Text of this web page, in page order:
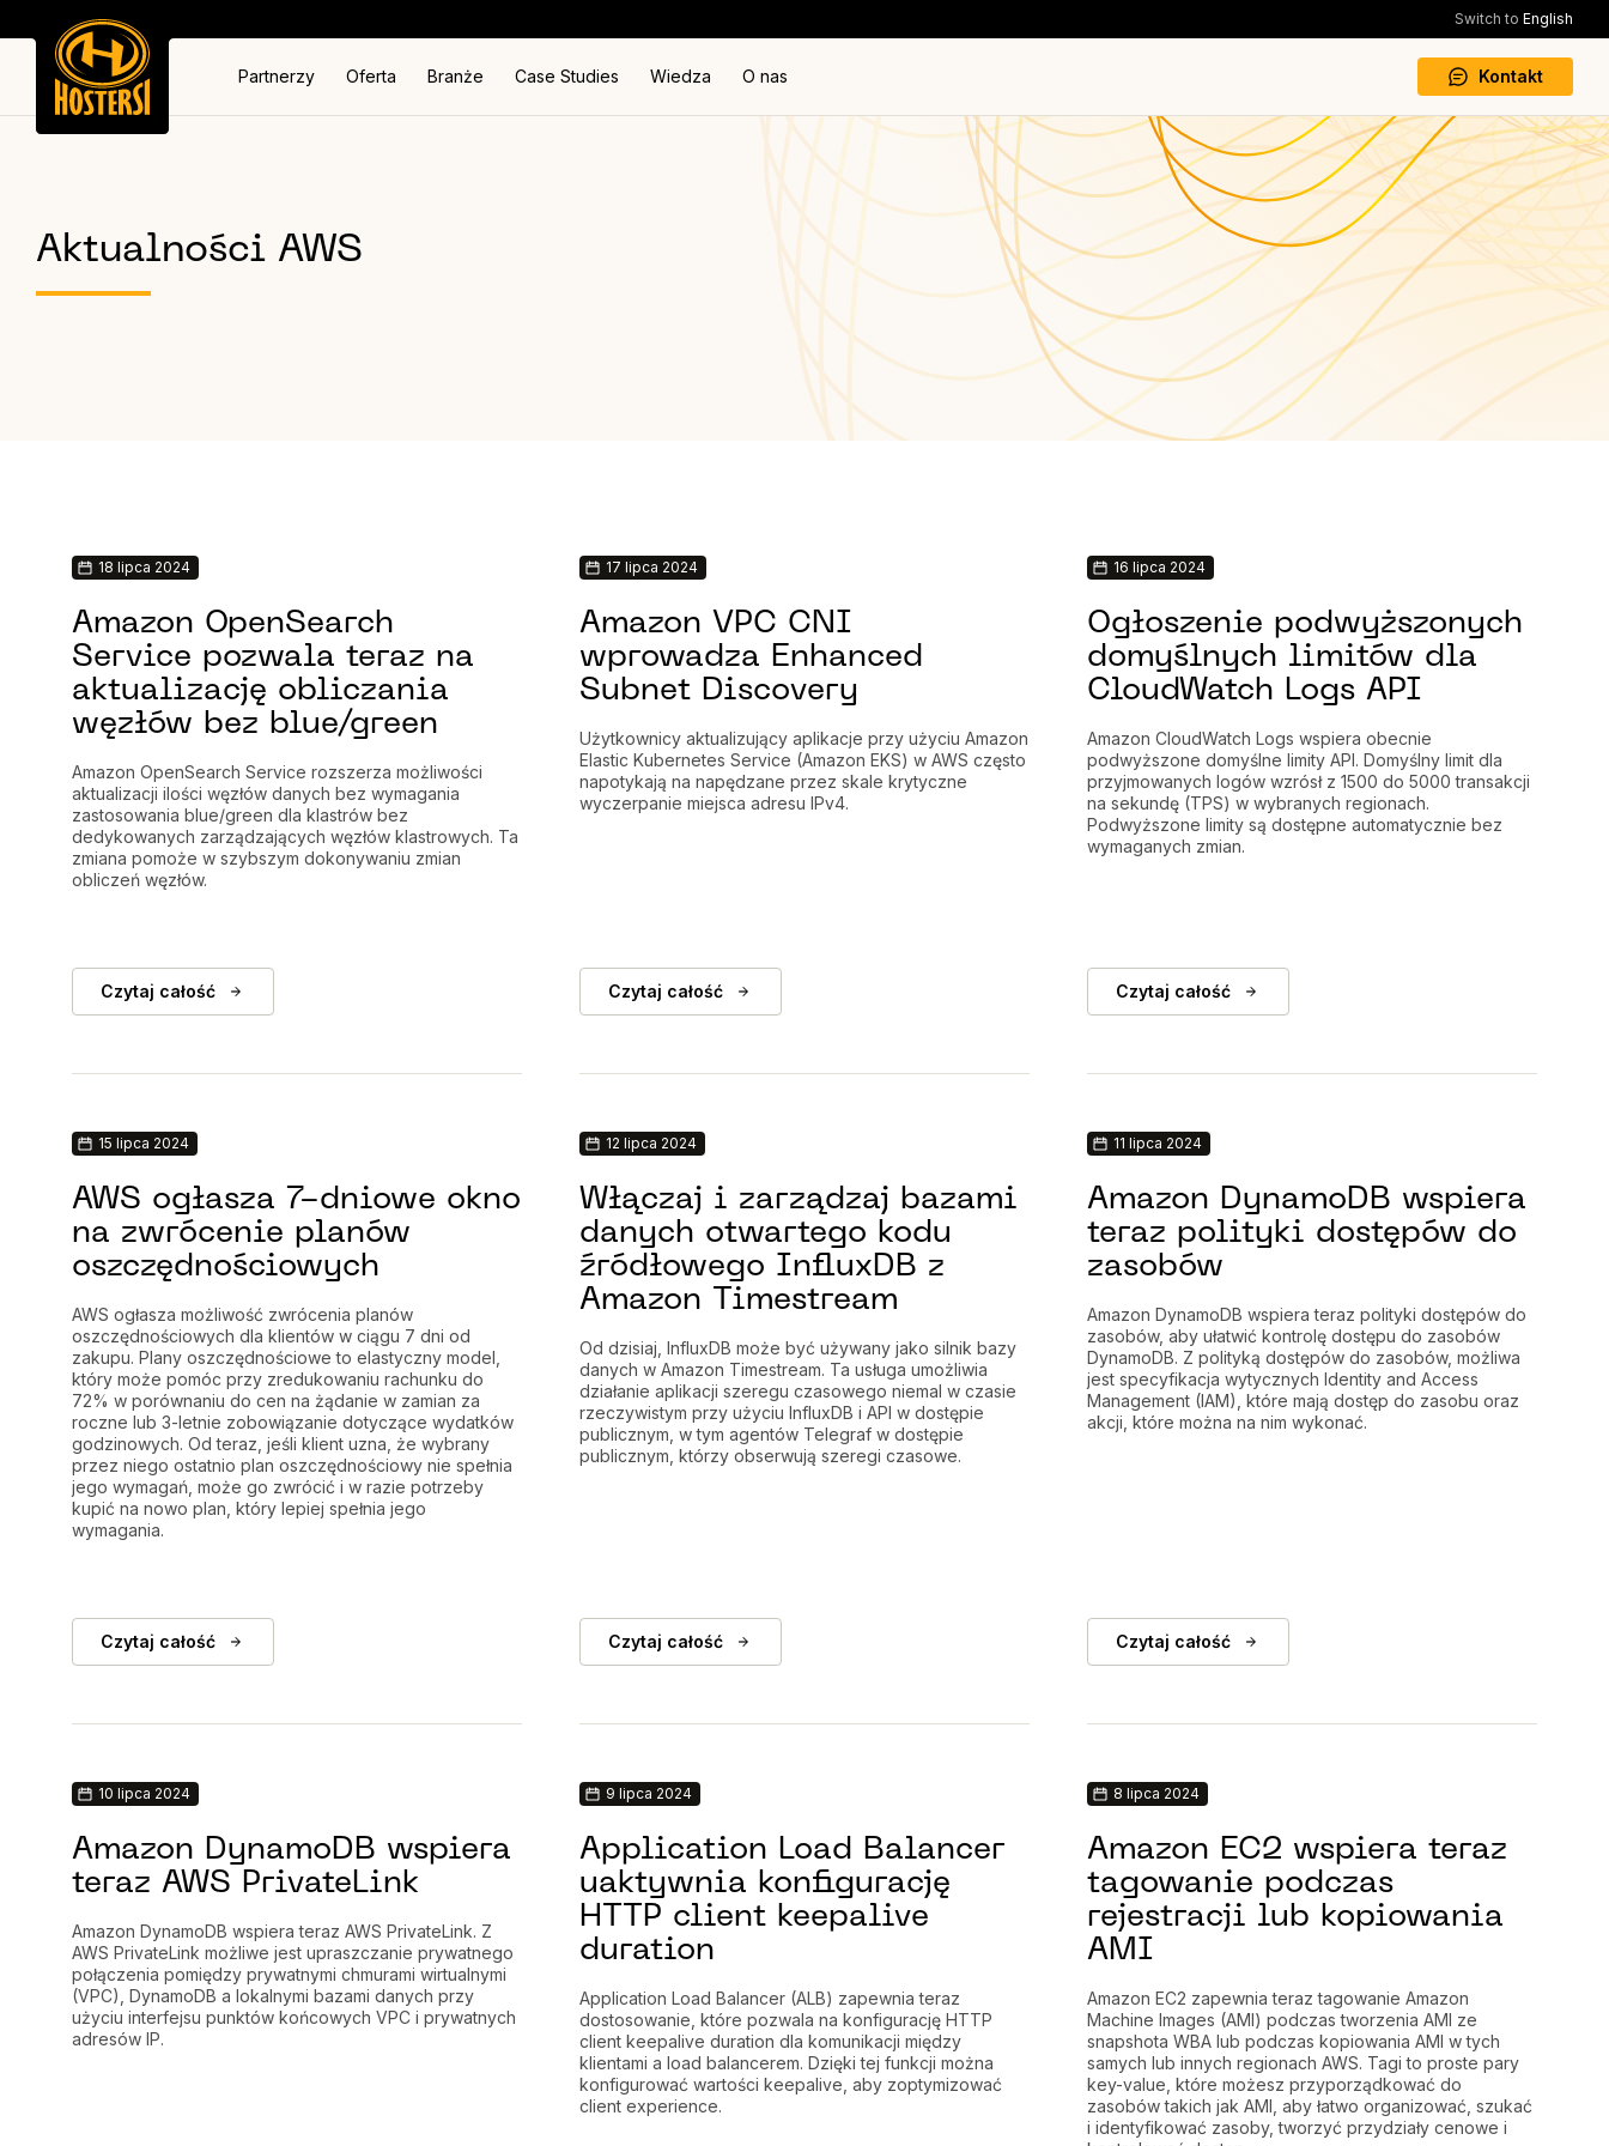
Switch to English
Partnerzy Oferta Branże Case Studies Wiedza O nas Kontakt
Aktualności AWS
18 lipca 2024
Amazon OpenSearch
Service pozwala teraz na
aktualizację obliczania
węzłów bez blue/green
Amazon OpenSearch Service rozszerza możliwości
aktualizacji ilości węzłów danych bez wymagania
zastosowania blue/green dla klastrów bez
dedykowanych zarządzających węzłów klastrowych. Ta
zmiana pomoże w szybszym dokonywaniu zmian
obliczeń węzłów.
Czytaj całość
17 lipca 2024
Amazon VPC CNI
wprowadza Enhanced
Subnet Discovery
Użytkownicy aktualizujący aplikacje przy użyciu Amazon
Elastic Kubernetes Service (Amazon EKS) w AWS często
napotykają na napędzane przez skale krytyczne
wyczerpanie miejsca adresu IPv4.
Czytaj całość
16 lipca 2024
Ogłoszenie podwyższonych
domyślnych limitów dla
CloudWatch Logs API
Amazon CloudWatch Logs wspiera obecnie
podwyższone domyślne limity API. Domyślny limit dla
przyjmowanych logów wzrósł z 1500 do 5000 transakcji
na sekundę (TPS) w wybranych regionach.
Podwyższone limity są dostępne automatycznie bez
wymaganych zmian.
Czytaj całość
15 lipca 2024
AWS ogłasza 7-dniowe okno
na zwrócenie planów
oszczędnościowych
AWS ogłasza możliwość zwrócenia planów
oszczędnościowych dla klientów w ciągu 7 dni od
zakupu. Plany oszczędnościowe to elastyczny model,
który może pomóc przy zredukowaniu rachunku do
72% w porównaniu do cen na żądanie w zamian za
roczne lub 3-letnie zobowiązanie dotyczące wydatków
godzinowych. Od teraz, jeśli klient uzna, że wybrany
przez niego ostatnio plan oszczędnościowy nie spełnia
jego wymagań, może go zwrócić i w razie potrzeby
kupić na nowo plan, który lepiej spełnia jego
wymagania.
Czytaj całość
12 lipca 2024
Włączaj i zarządzaj bazami
danych otwartego kodu
źródłowego InfluxDB z
Amazon Timestream
Od dzisiaj, InfluxDB może być używany jako silnik bazy
danych w Amazon Timestream. Ta usługa umożliwia
działanie aplikacji szeregu czasowego niemal w czasie
rzeczywistym przy użyciu InfluxDB i API w dostępie
publicznym, w tym agentów Telegraf w dostępie
publicznym, którzy obserwują szeregi czasowe.
Czytaj całość
11 lipca 2024
Amazon DynamoDB wspiera
teraz polityki dostępów do
zasobów
Amazon DynamoDB wspiera teraz polityki dostępów do
zasobów, aby ułatwić kontrolę dostępu do zasobów
DynamoDB. Z polityką dostępów do zasobów, możliwa
jest specyfikacja wytycznych Identity and Access
Management (IAM), które mają dostęp do zasobu oraz
akcji, które można na nim wykonać.
Czytaj całość
10 lipca 2024
Amazon DynamoDB wspiera
teraz AWS PrivateLink
Amazon DynamoDB wspiera teraz AWS PrivateLink. Z
AWS PrivateLink możliwe jest upraszczanie prywatnego
połączenia pomiędzy prywatnymi chmurami wirtualnymi
(VPC), DynamoDB a lokalnymi bazami danych przy
użyciu interfejsu punktów końcowych VPC i prywatnych
adresów IP.
9 lipca 2024
Application Load Balancer
uaktywnia konfigurację
HTTP client keepalive
duration
Application Load Balancer (ALB) zapewnia teraz
dostosowanie, które pozwala na konfigurację HTTP
client keepalive duration dla komunikacji między
klientami a load balancerem. Dzięki tej funkcji można
konfigurować wartości keepalive, aby zoptymizować
client experience.
8 lipca 2024
Amazon EC2 wspiera teraz
tagowanie podczas
rejestracji lub kopiowania
AMI
Amazon EC2 zapewnia teraz tagowanie Amazon
Machine Images (AMI) podczas tworzenia AMI ze
snapshota WBA lub podczas kopiowania AMI w tych
samych lub innych regionach AWS. Tagi to proste pary
key-value, które możesz przyporządkować do
zasobów takich jak AMI, aby łatwo organizować, szukać
i identyfikować zasoby, tworzyć przydziały cenowe i